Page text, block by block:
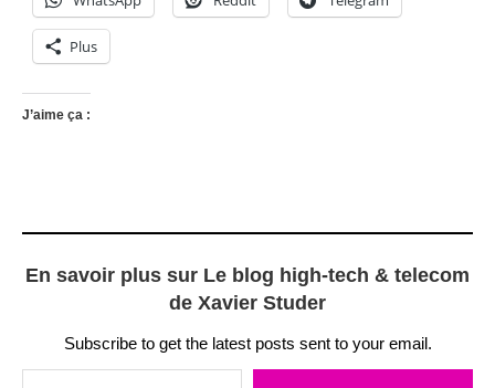
Plus
J’aime ça :
En savoir plus sur Le blog high-tech & telecom
de Xavier Studer
Subscribe to get the latest posts sent to your email.
Saisissez votre adresse e-mail…